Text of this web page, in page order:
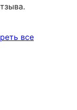
всеотзывы